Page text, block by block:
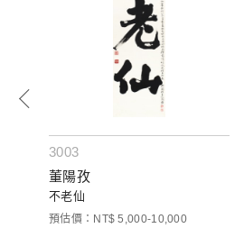
3003
董陽孜
不老仙
預估價：NT$ 5,000-10,000